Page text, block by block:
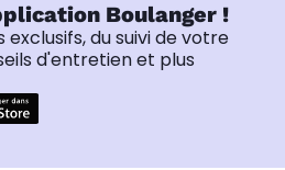
Boulanger !
du suivi de votre
d'entretien et plus